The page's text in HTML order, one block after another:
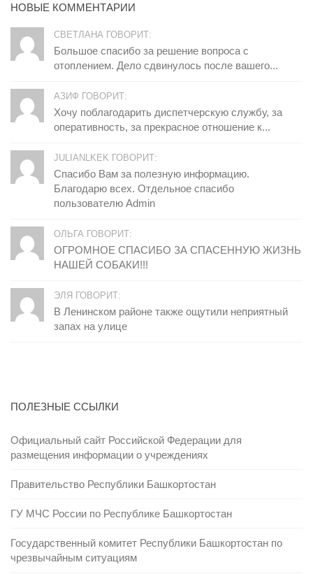
НОВЫЕ КОММЕНТАРИИ
СВЕТЛАНА ГОВОРИТ:
Большое спасибо за решение вопроса с
отоплением. Дело сдвинулось после вашего...
АЗИФ ГОВОРИТ:
Хочу поблагодарить диспетчерскую службу, за
оперативность, за прекрасное отношение к...
JULIANLKEK ГОВОРИТ:
Спасибо Вам за полезную информацию.
Благодарю всех. Отдельное спасибо
пользователю Admin
ОЛЬГА ГОВОРИТ:
ОГРОМНОЕ СПАСИБО ЗА СПАСЕННУЮ ЖИЗНЬ
НАШЕЙ СОБАКИ!!!
ЭЛЯ ГОВОРИТ:
В Ленинском районе также ощутили неприятный
запах на улице
ПОЛЕЗНЫЕ ССЫЛКИ
Официальный сайт Российской Федерации для
размещения информации о учреждениях
Правительство Республики Башкортостан
ГУ МЧС России по Республике Башкортостан
Государственный комитет Республики Башкортостан по
чрезвычайным ситуациям